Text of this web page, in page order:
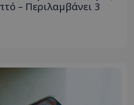
– Περιλαμβάνει 3